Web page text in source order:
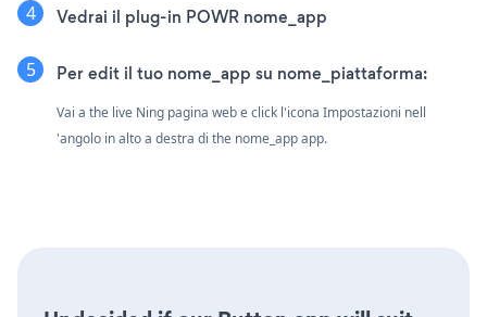
Vedrai il plug-in POWR nome_app
Per edit il tuo nome_app su nome_piattaforma:
Vai a the live Ning pagina web e click l'icona Impostazioni nell
'angolo in alto a destra di the nome_app app.